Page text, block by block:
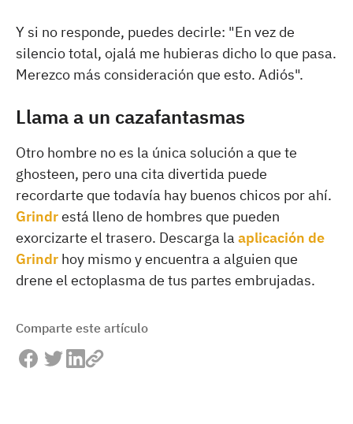
Y si no responde, puedes decirle: "En vez de
silencio total, ojalá me hubieras dicho lo que pasa.
Merezco más consideración que esto. Adiós".
Llama a un cazafantasmas
Otro hombre no es la única solución a que te
ghosteen, pero una cita divertida puede
recordarte que todavía hay buenos chicos por ahí.
Grindrestá lleno de hombres que pueden
exorcizarte el trasero. Descarga la aplicación de
Grindr hoy mismo y encuentra a alguien que
drene el ectoplasma de tus partes embrujadas.
Comparte este artículo